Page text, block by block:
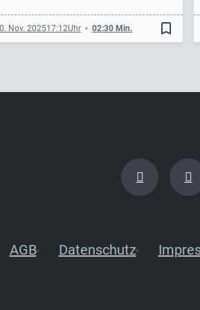
Nov. 202517:12 02:30 Min. bookmark_border
AGB Datenschutz